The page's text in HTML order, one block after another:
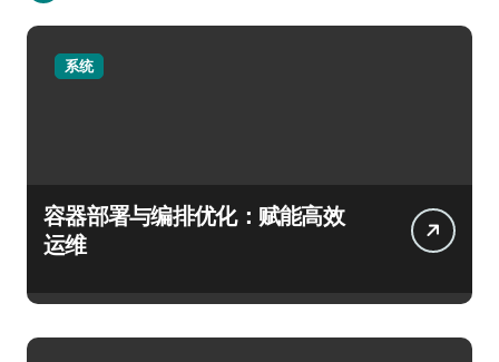
系统
容器部署与编排优化：赋能高效
运维